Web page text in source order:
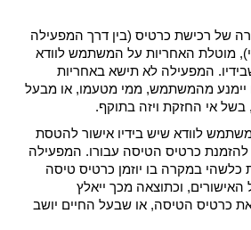
של רכישת כרטיס (בין דרך המפעילה
מוטלת האחריות על המשתמש לוודא
המפעילה לא תישא באחריות
יימנע מהמשתמש, ממי מטעמו, או מבעל
בשל אי החזקת ויזה בתוקף.
לוודא שיש בידיו אישור להטסת
כרטיס הטיסה עבורו. המפעילה
כלשהי במקרה בו יוזמן כרטיס טיסה
וכתוצאה מכך ייאלץ
כרטיס הטיסה, או שבעל החיים יושב